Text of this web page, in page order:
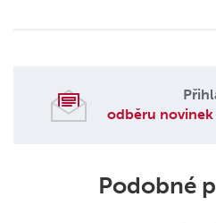
odběru novinek
Podobné